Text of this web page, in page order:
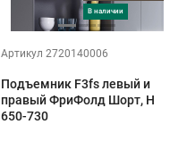
в наличии
Артикул 2720140006
Подъемник F3fs левый и
правый ФриФолд Шорт, H
650-730